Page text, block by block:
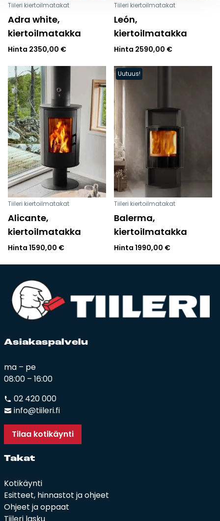
Tiileri kiertoilmatakat
Adra white,
kiertoilmatakka
Hinta 2350,00 €
Tiileri kiertoilmatakat
León,
kiertoilmatakka
Hinta 2590,00 €
Tiileri kiertoilmatakat
Alicante,
kiertoilmatakka
Hinta 1590,00 €
Uutuus!
Tiileri kiertoilmatakat
Balerma,
kiertoilmatakka
Hinta 1990,00 €
Asia­kas­pal­ve­lu
ma – pe
08:00 – 16:00
02 420 000
info@tiileri.fi
Tilaa kotikäynti
Ta­kat
Kotikäynti
Esitteet, hinnastot ja ohjeet
Ohjeet ja oppaat